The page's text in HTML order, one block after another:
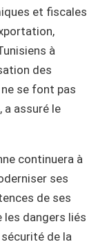
et fiscales
à
des
se font pas
a assuré le
continuera à
ses
de ses
les dangers liés
de la